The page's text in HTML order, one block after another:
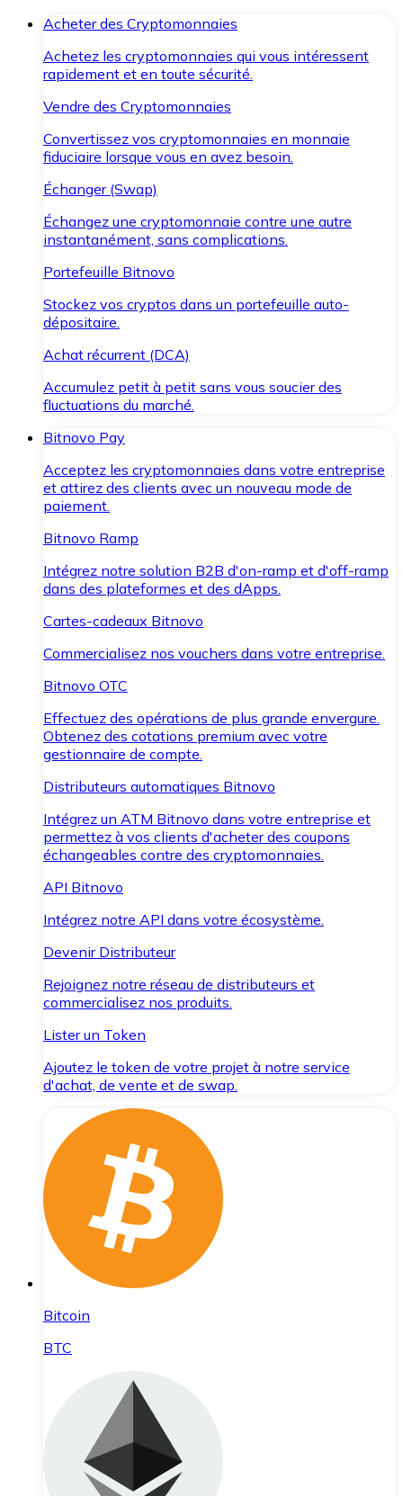
Acheter des Cryptomonnaies
Achetez les cryptomonnaies qui vous intéressent
rapidement et en toute sécurité.
Vendre des Cryptomonnaies
Convertissez vos cryptomonnaies en monnaie
fiduciaire lorsque vous en avez besoin.
Échanger (Swap)
Échangez une cryptomonnaie contre une autre
instantanément, sans complications.
Portefeuille Bitnovo
Stockez vos cryptos dans un portefeuille auto-
dépositaire.
Achat récurrent (DCA)
Accumulez petit à petit sans vous soucier des
fluctuations du marché.
Bitnovo Pay
Acceptez les cryptomonnaies dans votre entreprise
et attirez des clients avec un nouveau mode de
paiement.
Bitnovo Ramp
Intégrez notre solution B2B d'on-ramp et d'off-ramp
dans des plateformes et des dApps.
Cartes-cadeaux Bitnovo
Commercialisez nos vouchers dans votre entreprise.
Bitnovo OTC
Effectuez des opérations de plus grande envergure.
Obtenez des cotations premium avec votre
gestionnaire de compte.
Distributeurs automatiques Bitnovo
Intégrez un ATM Bitnovo dans votre entreprise et
permettez à vos clients d'acheter des coupons
échangeables contre des cryptomonnaies.
API Bitnovo
Intégrez notre API dans votre écosystème.
Devenir Distributeur
Rejoignez notre réseau de distributeurs et
commercialisez nos produits.
Lister un Token
Ajoutez le token de votre projet à notre service
d'achat, de vente et de swap.
Bitcoin
BTC